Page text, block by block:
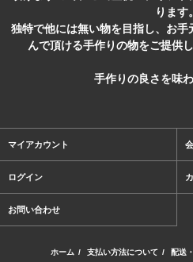
ります。
独特で他には無い物を目指し、お
んで頂ける手作りの物をご提供
手作りの良さを味
マイアカウント
ログイン
お問い合わせ
ホーム / 支払い方法について / 配送